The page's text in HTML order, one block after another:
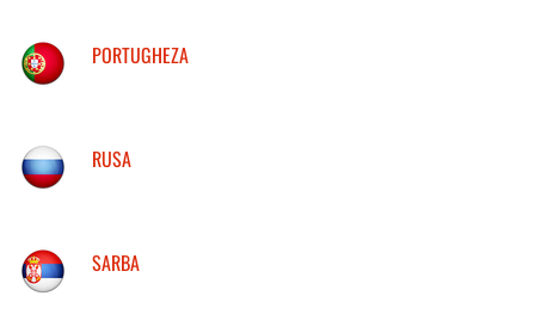
PORTUGHEZA
RUSA
SARBA